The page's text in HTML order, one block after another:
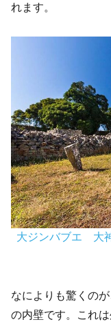
れます。
大ジンバブエ 大
なによりも驚くの
の内壁です。これ